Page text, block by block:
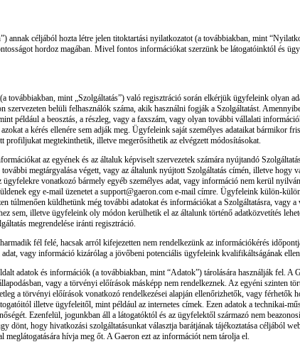
annak céljából hozta létre jelen titoktartási nyilatkozatot (a továbbiakban, mint
hordoz magában. Mivel fontos információkat szerzünk be látogatóinktól és
továbbiakban, mint „Szolgáltatás”) való regisztráció során elkérjük ügyfeleink olyan
szervezeten belüli felhasználók száma, akik használni fogják a Szolgáltatást.
például a beosztás, a részleg, vagy a faxszám, vagy olyan további vállalati
a kérés ellenére sem adják meg. Ügyfeleink saját személyes adataikat
profiljukat megtekinthetik, illetve megerősíthetik az elvégzett módosításokat.
az egyének és az általuk képviselt szervezetek számára nyújtandó
megtárgyalása végett, vagy az általunk nyújtott Szolgáltatás címén, illetve
vonatkozó bármely egyéb személyes adat, vagy információ nem kerül
egy e-mail üzenetet a support@gaeron.com e-mail címre. Ügyfeleink külön-
túlmenően küldhetünk még további adatokat és információkat a Szolgáltatásra,
sem, illetve ügyfeleink oly módon kerülhetik el az általunk történő adatközvetítés
megrendelése iránti regisztráció.
fél felé, hacsak arról kifejezetten nem rendelkezünk az információkérés
vagy információ kizárólag a jövőbeni potenciális ügyfeleink kvalifikáltságának
adatok és információk (a továbbiakban, mint “Adatok”) tárolására használják fel.
vagy a törvényi előírások másképp nem rendelkeznek. Az egyéni szinten
a törvényi előírások vonatkozó rendelkezései alapján ellenőrizhetők, vagy
illetve ügyfeleitől, mint például az internetes címek. Ezen adatok a technikai-
Ezenfelül, jogunkban áll a látogatóktól és az ügyfelektől származó nem
dönt, hogy hivatkozási szolgáltatásunkat választja barátjának tájékoztatása céljából
meglátogatására hívja meg őt. A Gaeron ezt az információt nem tárolja el.